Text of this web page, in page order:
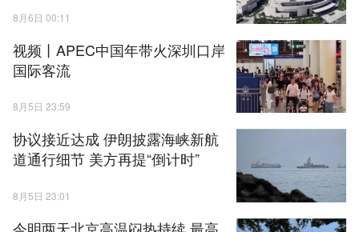
8月6日 00:11
视频丨APEC中国年带火深圳口岸
国际客流
8月5日 23:59
协议接近达成 伊朗披露海峡新航
道通行细节 美方再提“倒计时”
8月5日 23:01